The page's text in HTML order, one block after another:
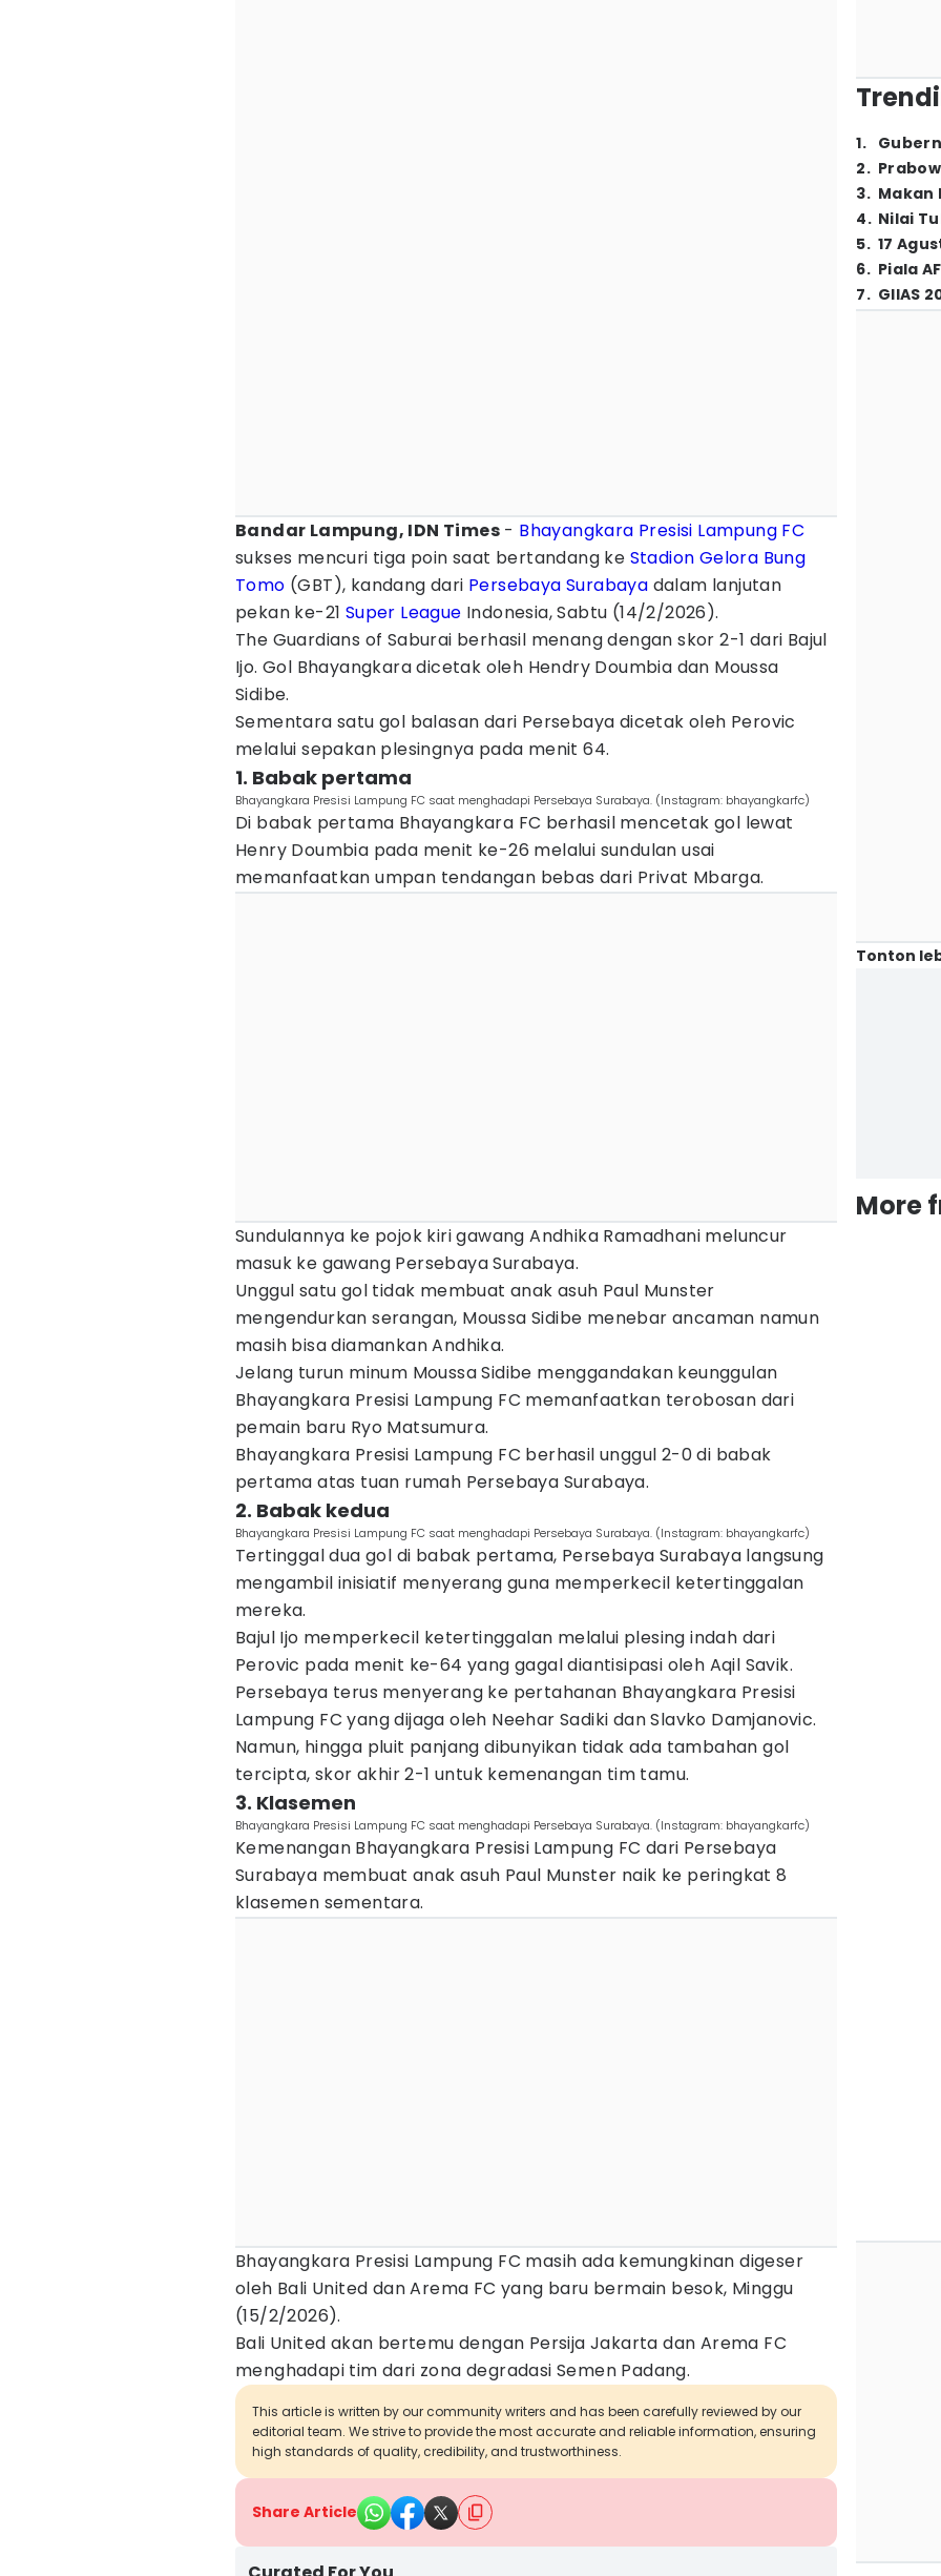
Bandar Lampung, IDN Times - Bhayangkara Presisi Lampung FC
sukses mencuri tiga poin saat bertandang ke Stadion Gelora Bung
Tomo (GBT), kandang dari Persebaya Surabaya dalam lanjutan
pekan ke-21 Super League Indonesia, Sabtu (14/2/2026).
The Guardians of Saburai berhasil menang dengan skor 2-1 dari Bajul
Ijo. Gol Bhayangkara dicetak oleh Hendry Doumbia dan Moussa
Sidibe.
Sementara satu gol balasan dari Persebaya dicetak oleh Perovic
melalui sepakan plesingnya pada menit 64.
1. Babak pertama
Bhayangkara Presisi Lampung FC saat menghadapi Persebaya Surabaya. (Instagram: bhayangkarfc)
Di babak pertama Bhayangkara FC berhasil mencetak gol lewat
Henry Doumbia pada menit ke-26 melalui sundulan usai
memanfaatkan umpan tendangan bebas dari Privat Mbarga.
Sundulannya ke pojok kiri gawang Andhika Ramadhani meluncur
masuk ke gawang Persebaya Surabaya.
Unggul satu gol tidak membuat anak asuh Paul Munster
mengendurkan serangan, Moussa Sidibe menebar ancaman namun
masih bisa diamankan Andhika.
Jelang turun minum Moussa Sidibe menggandakan keunggulan
Bhayangkara Presisi Lampung FC memanfaatkan terobosan dari
pemain baru Ryo Matsumura.
Bhayangkara Presisi Lampung FC berhasil unggul 2-0 di babak
pertama atas tuan rumah Persebaya Surabaya.
2. Babak kedua
Bhayangkara Presisi Lampung FC saat menghadapi Persebaya Surabaya. (Instagram: bhayangkarfc)
Tertinggal dua gol di babak pertama, Persebaya Surabaya langsung
mengambil inisiatif menyerang guna memperkecil ketertinggalan
mereka.
Bajul Ijo memperkecil ketertinggalan melalui plesing indah dari
Perovic pada menit ke-64 yang gagal diantisipasi oleh Aqil Savik.
Persebaya terus menyerang ke pertahanan Bhayangkara Presisi
Lampung FC yang dijaga oleh Neehar Sadiki dan Slavko Damjanovic.
Namun, hingga pluit panjang dibunyikan tidak ada tambahan gol
tercipta, skor akhir 2-1 untuk kemenangan tim tamu.
3. Klasemen
Bhayangkara Presisi Lampung FC saat menghadapi Persebaya Surabaya. (Instagram: bhayangkarfc)
Kemenangan Bhayangkara Presisi Lampung FC dari Persebaya
Surabaya membuat anak asuh Paul Munster naik ke peringkat 8
klasemen sementara.
Bhayangkara Presisi Lampung FC masih ada kemungkinan digeser
oleh Bali United dan Arema FC yang baru bermain besok, Minggu
(15/2/2026).
Bali United akan bertemu dengan Persija Jakarta dan Arema FC
menghadapi tim dari zona degradasi Semen Padang.
This article is written by our community writers and has been carefully reviewed by our
editorial team. We strive to provide the most accurate and reliable information, ensuring
high standards of quality, credibility, and trustworthiness.
Share Article
1.
2.
3. Makan
4. Nilai
5. 17
6. Piala
7. GIIAS
Tonton
More